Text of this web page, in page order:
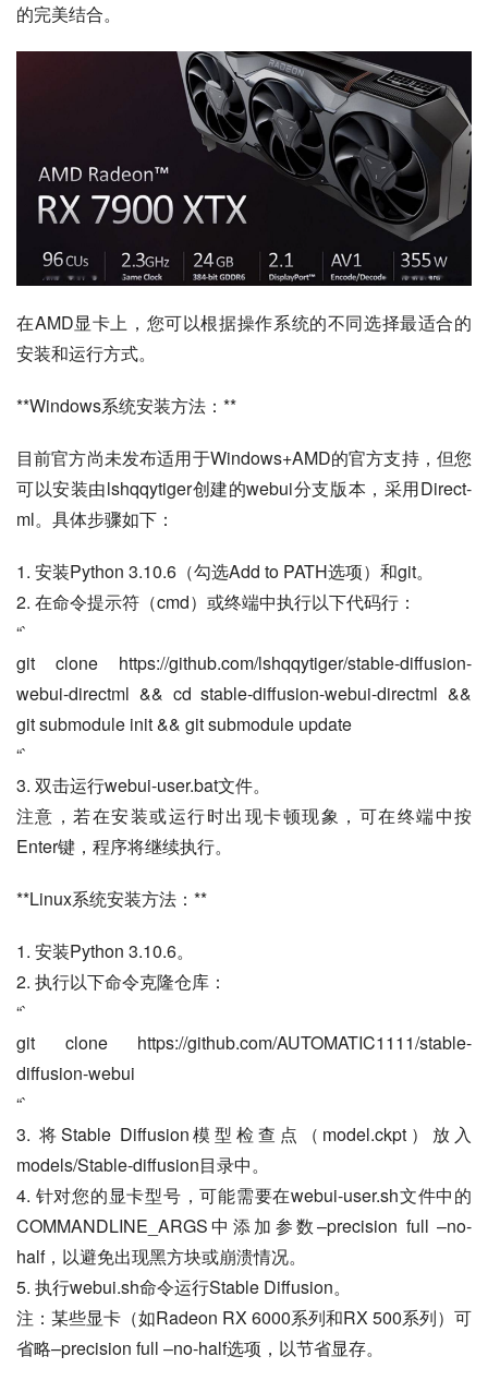
的完美结合。
在AMD显卡上，您可以根据操作系统的不同选择最适合的
安装和运行方式。
**Windows系统安装方法：**
目前官方尚未发布适用于Windows+AMD的官方支持，但您
可以安装由lshqqytiger创建的webui分支版本，采用Direct-
ml。具体步骤如下：
1. 安装Python 3.10.6（勾选Add to PATH选项）和git。
2. 在命令提示符（cmd）或终端中执行以下代码行：
“`
git clone https://github.com/lshqqytiger/stable-diffusion-
webui-directml && cd stable-diffusion-webui-directml &&
git submodule init && git submodule update
“`
3. 双击运行webui-user.bat文件。
注意，若在安装或运行时出现卡顿现象，可在终端中按
Enter键，程序将继续执行。
**Linux系统安装方法：**
1. 安装Python 3.10.6。
2. 执行以下命令克隆仓库：
“`
git clone https://github.com/AUTOMATIC1111/stable-
diffusion-webui
“`
3. 将Stable Diffusion模型检查点（model.ckpt）放入
models/Stable-diffusion目录中。
4. 针对您的显卡型号，可能需要在webui-user.sh文件中的
COMMANDLINE_ARGS中添加参数–precision full –no-
half，以避免出现黑方块或崩溃情况。
5. 执行webui.sh命令运行Stable Diffusion。
注：某些显卡（如Radeon RX 6000系列和RX 500系列）可
省略–precision full –no-half选项，以节省显存。